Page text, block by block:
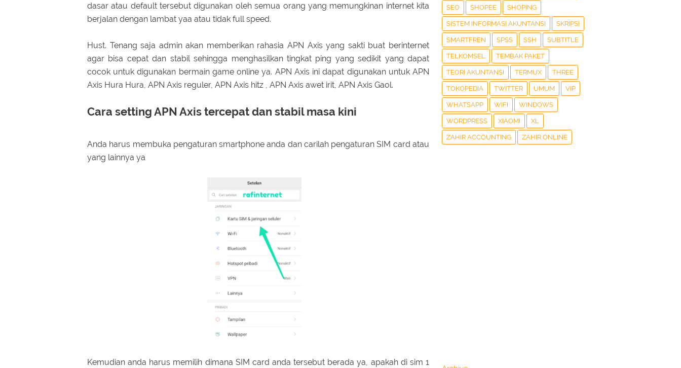
dasar atau default tersebut digunakan oleh semua orang yang memungkinan internet kita
berjalan dengan lambat yaa atau tidak full speed.
Hust. Tenang saja admin akan memberikan rahasia APN Axis yang sakti buat berinternet
agar bisa cepat dan stabil sehingga menghasilkan tingkat ping yang sedikit yang dapat
cocok untuk digunakan bermain game online ya. APN Axis ini dapat digunakan untuk APN
Axis Hura Hura, APN Axis reguler, APN Axis hitz , APN Axis awet irit, APN Axis Gaol.
Cara setting APN Axis tercepat dan stabil masa kini
Anda harus membuka pengaturan smartphone anda dan carilah pengaturan SIM card atau
yang lainnya ya
Kemudian anda harus memilih dimana SIM card anda tersebut berada ya, apakah di sim 1
SEO SHOPEE SHOPING
SISTEM INFORMASI AKUNTANSI SKRIPSI
SMARTFREN SPSS SSH SUBTITLE
TELKOMSEL TEMBAK PAKET
TEORI AKUNTANSI TERMUX THREE
TOKOPEDIA TWITTER UMUM VIP
WHATSAPP WIFI WINDOWS
WORDPRESS XIAOMI XL
ZAHIR ACCOUNTING ZAHIR ONLINE